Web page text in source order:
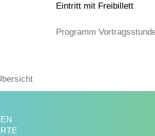
Eintritt mit Freibillett
Programm